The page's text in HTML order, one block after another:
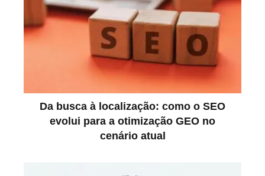
Da busca à localização: como o SEO
evolui para a otimização GEO no
cenário atual